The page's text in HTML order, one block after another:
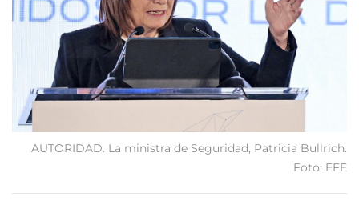
AUTORIDAD. La ministra de Seguridad, Patricia Bullrich.
Foto: EFE